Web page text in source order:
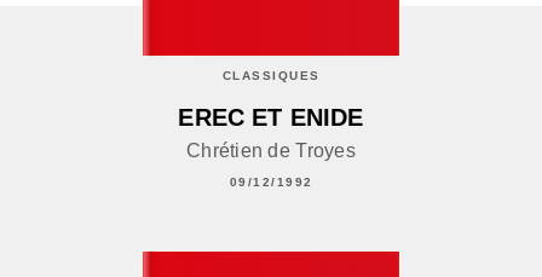
CLASSIQUES
EREC ET ENIDE
Chrétien de Troyes
09/12/1992